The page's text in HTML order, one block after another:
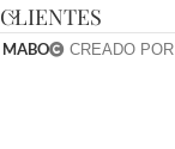
CLIENTES
MABO CREADO POR